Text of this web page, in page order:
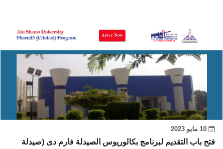
تواصل معنا
مدونة الاخلاقيات الجامعيه
فتح باب التقديم لبرنامج بكالوريوس الصيدلة فارم دى (صيدلة